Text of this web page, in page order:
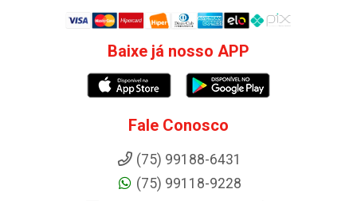
Baixe já nosso APP
Fale Conosco
(75) 99188-6431
(75) 99118-9228